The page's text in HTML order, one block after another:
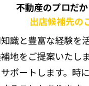
不動産のプロだ
出店候補先の
識と豊富な経験を
地をご提案いたし
ポートします。時